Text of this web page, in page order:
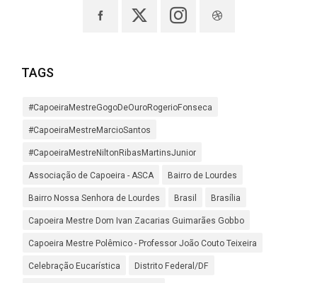
TAGS
#CapoeiraMestreGogoDeOuroRogerioFonseca
#CapoeiraMestreMarcioSantos
#CapoeiraMestreNiltonRibasMartinsJunior
Associação de Capoeira - ASCA Bairro de Lourdes
Bairro Nossa Senhora de Lourdes Brasil Brasília
Capoeira Mestre Dom Ivan Zacarias Guimarães Gobbo
Capoeira Mestre Polêmico - Professor João Couto Teixeira
Celebração Eucarística Distrito Federal/DF